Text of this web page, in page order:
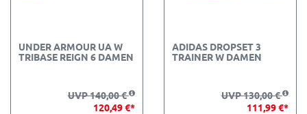
UNDER ARMOUR UA W
TRIBASE REIGN 6 DAMEN
UVP 140,00 €
120,49 €*
ADIDAS DROPSET 3
TRAINER W DAMEN
UVP 130,00 €
111,99 €*